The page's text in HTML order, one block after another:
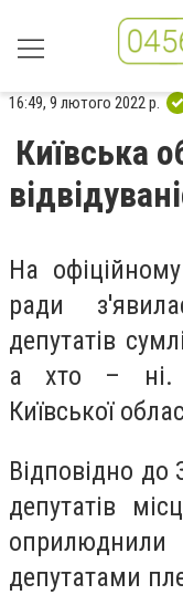
16:49, 9 лютого 2022 р.
Київська
На
ради
депутатів
а хто – ні.
Київської
Відповідно до
депутатів
оприлюднили
депутатами